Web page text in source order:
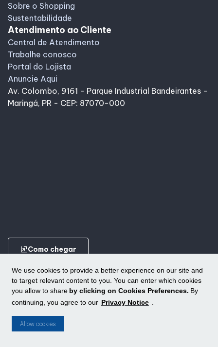
We use cookies to provide a better experience on our site and
to target relevant content to you. You can enter which cookies
you allow to share by clicking on Cookies Preferences. By
continuing, you agree to our Privacy Notice .
Allow cookies
Sobre o Shopping
Sustentabilidade
Atendimento ao Cliente
Central de Atendimento
Trabalhe conosco
Portal do Lojista
Anuncie Aqui
Av. Colombo, 9161 - Parque Industrial Bandeirantes -
Maringá, PR - CEP: 87070-000
ungroupComo chegar
Conheça outros shoppings da ALLOS